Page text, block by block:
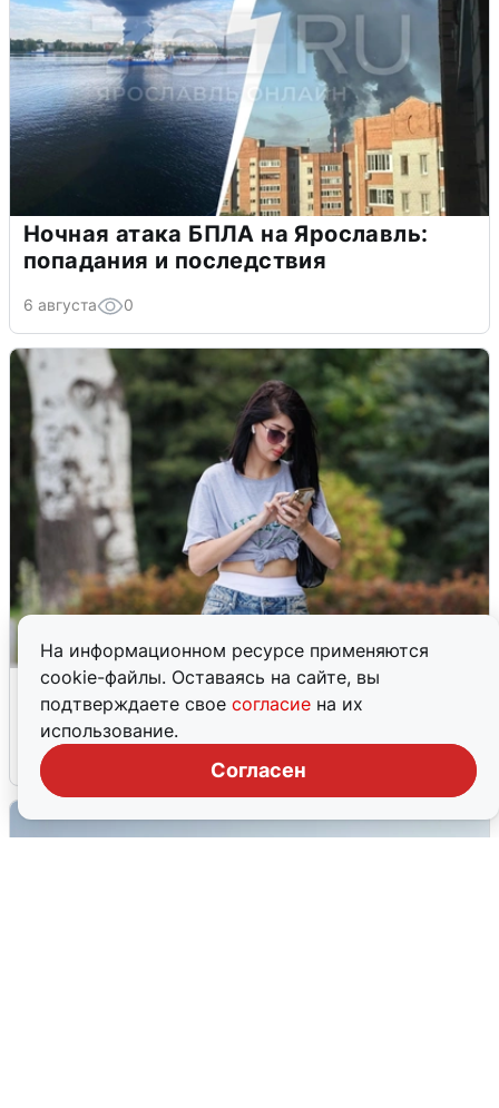
На информационном ресурсе применяются
cookie-файлы. Оставаясь на сайте, вы
подтверждаете свое согласие на их
использование.
Согласен
Ночная атака БПЛА на Ярославль:
попадания и последствия
6 августа 0
Волгоградцы остались без
мобильного интернета
6 августа